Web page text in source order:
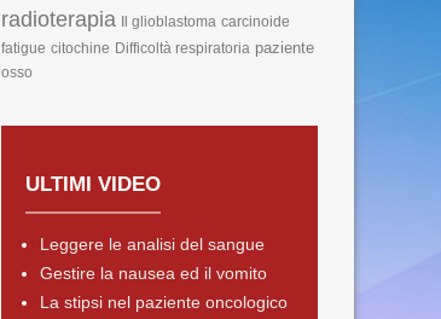
radioterapia Il glioblastoma carcinoide
fatigue citochine Difficoltà respiratoria paziente
osso
ULTIMI VIDEO
Leggere le analisi del sangue
Gestire la nausea ed il vomito
La stipsi nel paziente oncologico